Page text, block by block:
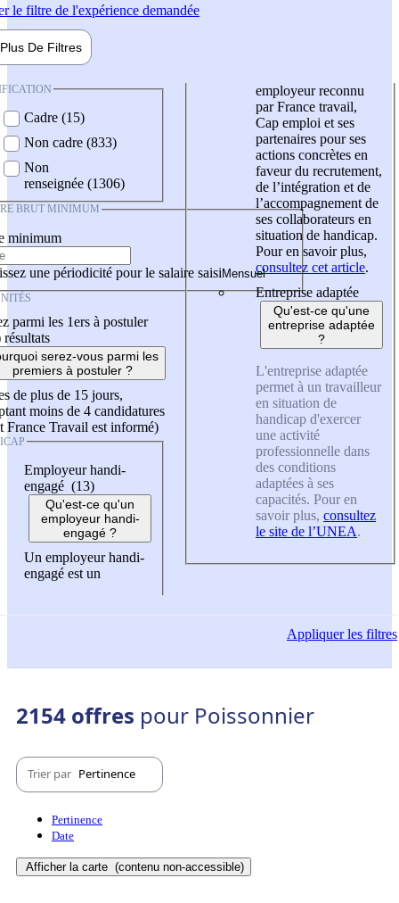
le filtre de l'expérience demandée
Plus De Filtres
Cadre (15)
Non cadre (833)
Non
renseignée (1306)
BRUT MINIMUM
minimum
une périodicité pour le salaire saisi
parmi les 1ers à postuler
résultats
serez-vous parmi les
premiers à postuler ?
de plus de 15 jours,
moins de 4 candidatures
France Travail est informé)
Employeur handi-
engagé (13)
Qu'est-ce qu'un
employeur handi-
engagé ?
Un employeur handi-
engagé est un
employeur reconnu
par France travail,
Cap emploi et ses
partenaires pour ses
actions concrètes en
faveur du recrutement,
de l’intégration et de
l’accompagnement de
ses collaborateurs en
situation de handicap.
Pour en savoir plus,
consultez cet article.
Entreprise adaptée
Qu'est-ce qu'une
entreprise adaptée
?
L'entreprise adaptée
permet à un travailleur
en situation de
handicap d'exercer
une activité
professionnelle dans
des conditions
adaptées à ses
capacités. Pour en
savoir plus, consultez
le site de l’UNEA.
Appliquerles filtres
2154 offres pour Poissonnier
Trier par Pertinence
Pertinence
Date
Afficher la carte (contenu non-accessible)